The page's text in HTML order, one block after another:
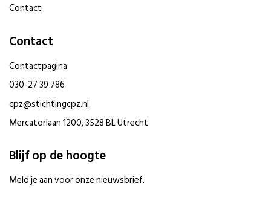
Contact
Contact
Contactpagina
030-27 39 786
cpz@stichtingcpz.nl
Mercatorlaan 1200, 3528 BL Utrecht
Blijf op de hoogte
Meld je aan voor onze nieuwsbrief.